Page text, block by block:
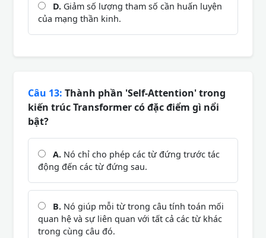
D. Giảm số lượng tham số cần huấn luyện
của mạng thần kinh.
Câu 13: Thành phần 'Self-Attention' trong
kiến trúc Transformer có đặc điểm gì nổi
bật?
A. Nó chỉ cho phép các từ đứng trước tác
động đến các từ đứng sau.
B. Nó giúp mỗi từ trong câu tính toán mối
quan hệ và sự liên quan với tất cả các từ khác
trong cùng câu đó.